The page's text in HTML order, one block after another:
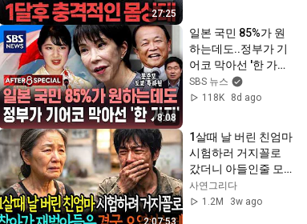
27:25
8:08
일본 국민 85%가 원
하는데도..정부가 기
어코 막아선 '한 가지',
그 뒤에 웃는 남자 /
SBS / AFTER 8
SBS 뉴스
118K
8d ago
2:07:53
1살때 날 버린 친엄마
시험하러 거지꼴로
갔더니 아들인줄 모
르고 절뚝거리며 한
말이.. ㅣ노후사연ㅣ
사연그리다
1.2M
3w ago